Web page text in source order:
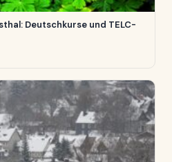
Deutschkurse und TELC-